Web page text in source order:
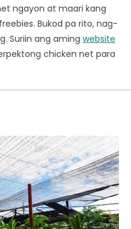
ngayon at maari kang
Bukod pa rito, nag-
Suriin ang aming website
chicken net para